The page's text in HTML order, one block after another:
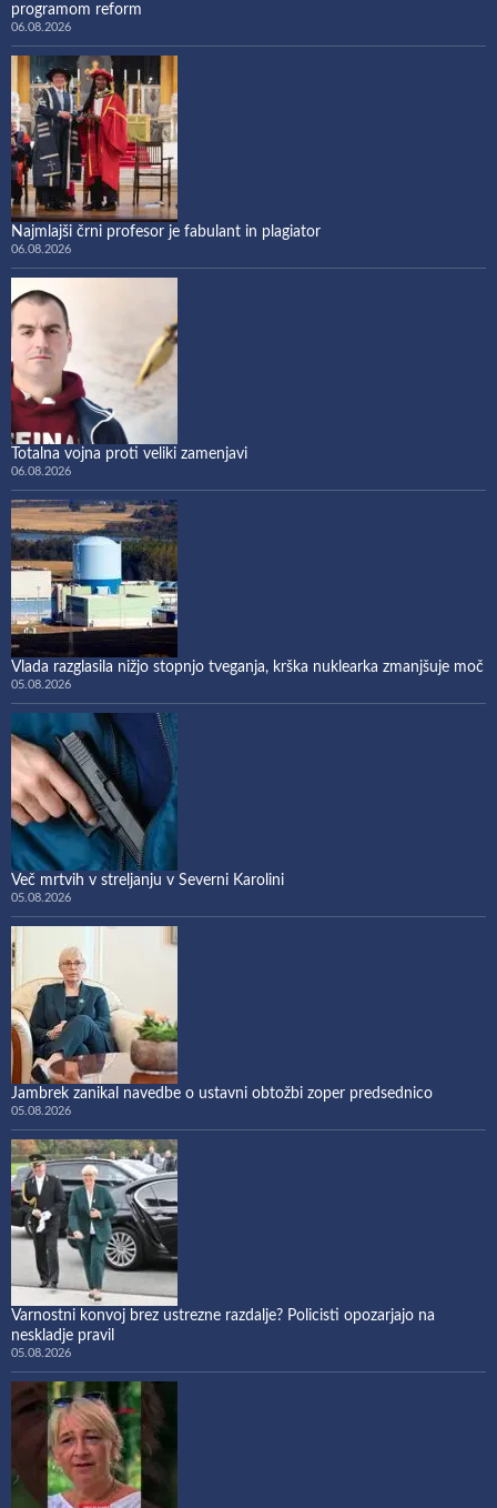
programom reform
06.08.2026
Najmlajši črni profesor je fabulant in plagiator
06.08.2026
Totalna vojna proti veliki zamenjavi
06.08.2026
Vlada razglasila nižjo stopnjo tveganja, krška nuklearka zmanjšuje moč
05.08.2026
Več mrtvih v streljanju v Severni Karolini
05.08.2026
Jambrek zanikal navedbe o ustavni obtožbi zoper predsednico
05.08.2026
Varnostni konvoj brez ustrezne razdalje? Policisti opozarjajo na
neskladje pravil
05.08.2026